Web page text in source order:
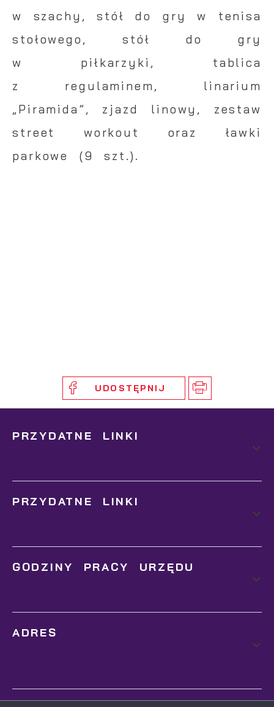
w szachy, stół do gry w tenisa
stołowego, stół do gry
w piłkarzyki, tablica
z regulaminem, linarium
„Piramida”, zjazd linowy, zestaw
street workout oraz ławki
parkowe (9 szt.).
UDOSTĘPNIJ
PRZYDATNE LINKI
PRZYDATNE LINKI
GODZINY PRACY URZĘDU
ADRES